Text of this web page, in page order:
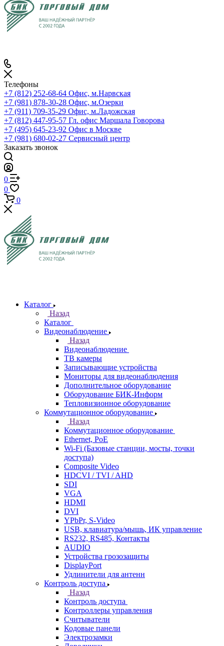
Телефоны
+7 (812) 252-68-64 Офис, м.Нарвская
+7 (981) 878-30-28 Офис, м.Озерки
+7 (911) 709-35-29 Офис, м.Ладожская
+7 (812) 447-95-57 Гл. офис Маршала Говорова
+7 (495) 645-23-92 Офис в Москве
+7 (981) 680-02-27 Сервисный центр
Заказать звонок
0
0
0
Каталог
Назад
Каталог
Видеонаблюдение
Назад
Видеонаблюдение
ТВ камеры
Записывающие устройства
Мониторы для видеонаблюдения
Дополнительное оборудование
Оборудование БИК-Информ
Тепловизионное оборудование
Коммутационное оборудование
Назад
Коммутационное оборудование
Ethernet, PoE
Wi-Fi (Базовые станции, мосты, точки
доступа)
Composite Video
HDCVI / TVI / AHD
SDI
VGA
HDMI
DVI
YPbPr, S-Video
USB, клавиатура/мышь, ИК управление
RS232, RS485, Контакты
AUDIO
Устройства грозозащиты
DisplayPort
Удлинители для антенн
Контроль доступа
Назад
Контроль доступа
Контроллеры управления
Считыватели
Кодовые панели
Электрозамки